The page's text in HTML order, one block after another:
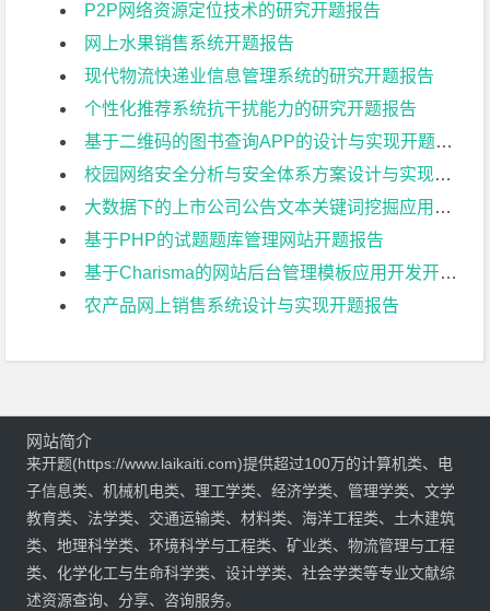
P2P网络资源定位技术的研究开题报告
网上水果销售系统开题报告
现代物流快递业信息管理系统的研究开题报告
个性化推荐系统抗干扰能力的研究开题报告
基于二维码的图书查询APP的设计与实现开题报告
校园网络安全分析与安全体系方案设计与实现开题报告
大数据下的上市公司公告文本关键词挖掘应用技术开题报告
基于PHP的试题题库管理网站开题报告
基于Charisma的网站后台管理模板应用开发开题报告
农产品网上销售系统设计与实现开题报告
网站简介
来开题(https://www.laikaiti.com)提供超过100万的计算机类、电
子信息类、机械机电类、理工学类、经济学类、管理学类、文学
教育类、法学类、交通运输类、材料类、海洋工程类、土木建筑
类、地理科学类、环境科学与工程类、矿业类、物流管理与工程
类、化学化工与生命科学类、设计学类、社会学类等专业文献综
述资源查询、分享、咨询服务。